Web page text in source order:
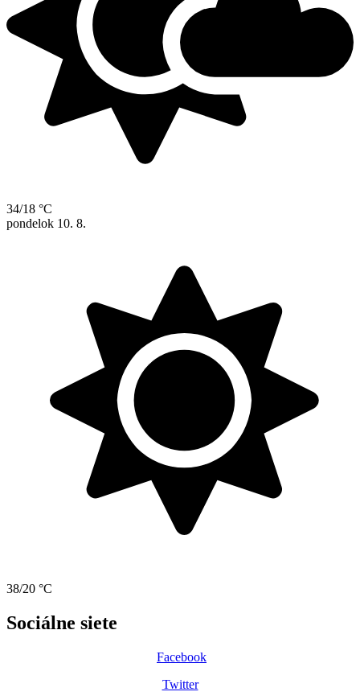
34/18 °C
pondelok 10. 8.
38/20 °C
Sociálne siete
Facebook
Twitter